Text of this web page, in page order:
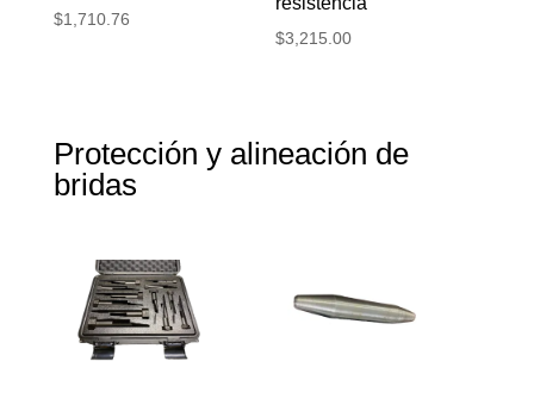
$1,710.76
$3,215.00
Protección y alineación de
bridas